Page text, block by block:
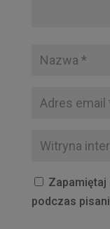
Zapamiętaj
podczas